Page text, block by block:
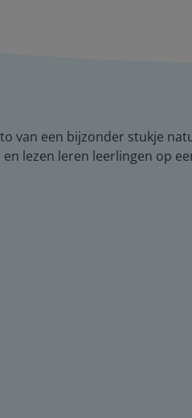
van een bijzonder stukje
lezen leren leerlingen op